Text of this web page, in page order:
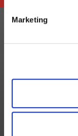
Marketing
Hessischer
60528 Frankfurt
Telefon:
Fax: 069
info@htv-